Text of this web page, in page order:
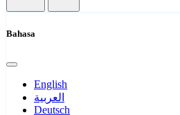
Bahasa
English
العربية
Deutsch